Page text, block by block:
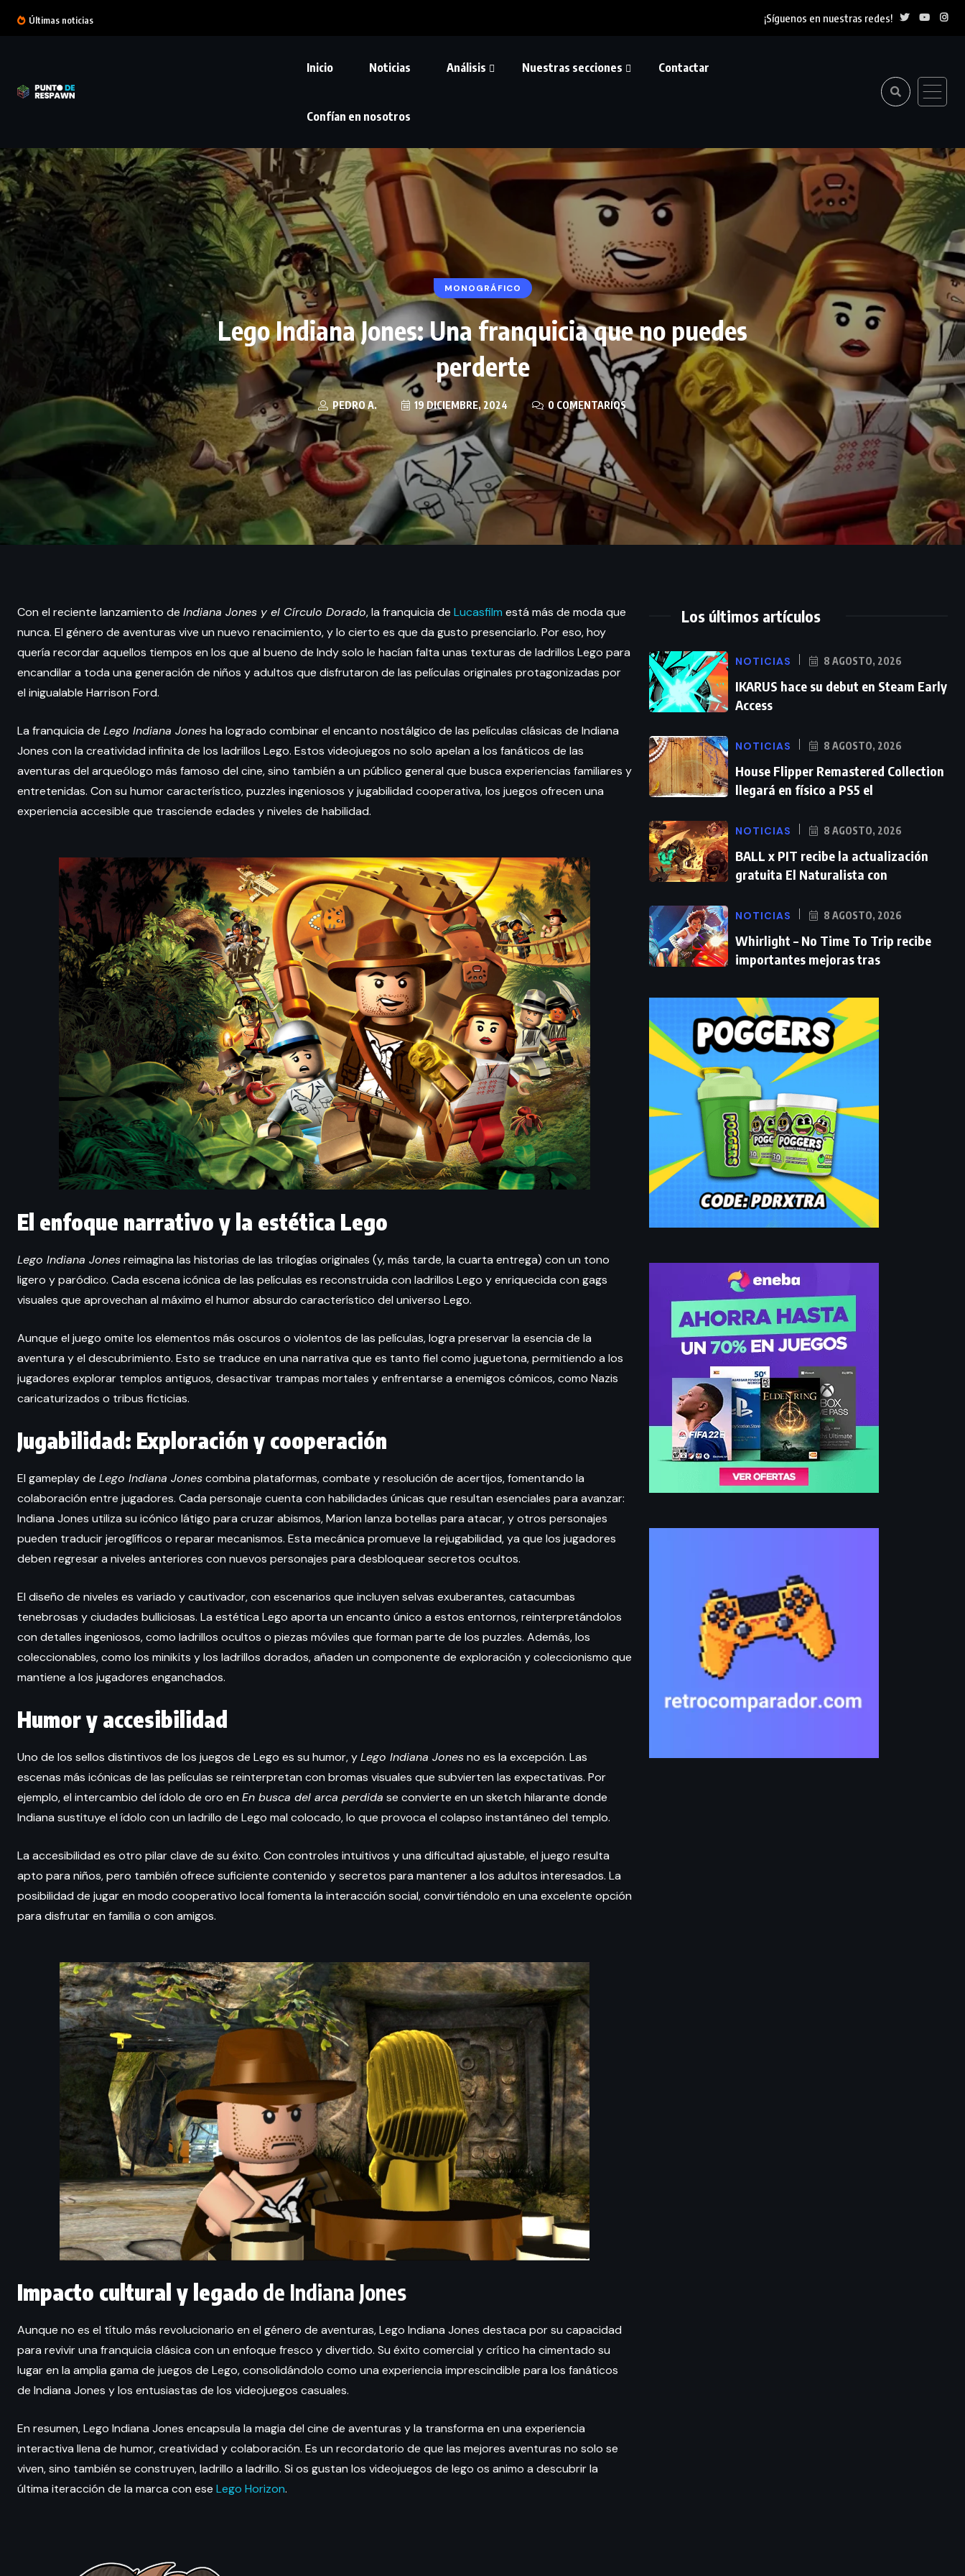
Últimas noticias ¡Síguenos en nuestras redes!
Inicio Noticias Análisis Nuestras secciones Contactar
Confían en nosotros
MONOGRÁFICO
Lego Indiana Jones: Una franquicia que no puedes
perderte
PEDRO A. 19 DICIEMBRE, 2024 0 COMENTARIOS
Con el reciente lanzamiento de Indiana Jones y el Círculo Dorado, la franquicia de Lucasfilm está más de moda que
nunca. El género de aventuras vive un nuevo renacimiento, y lo cierto es que da gusto presenciarlo. Por eso, hoy
quería recordar aquellos tiempos en los que al bueno de Indy solo le hacían falta unas texturas de ladrillos Lego para
encandilar a toda una generación de niños y adultos que disfrutaron de las películas originales protagonizadas por
el inigualable Harrison Ford.
La franquicia de Lego Indiana Jonesha logrado combinar el encanto nostálgico de las películas clásicas de Indiana
Jones con la creatividad infinita de los ladrillos Lego. Estos videojuegos no solo apelan a los fanáticos de las
aventuras del arqueólogo más famoso del cine, sino también a un público general que busca experiencias familiares y
entretenidas. Con su humor característico, puzzles ingeniosos y jugabilidad cooperativa, los juegos ofrecen una
experiencia accesible que trasciende edades y niveles de habilidad.
El enfoque narrativo y la estética Lego
Lego Indiana Jonesreimagina las historias de las trilogías originales (y, más tarde, la cuarta entrega) con un tono
ligero y paródico. Cada escena icónica de las películas es reconstruida con ladrillos Lego y enriquecida con gags
visuales que aprovechan al máximo el humor absurdo característico del universo Lego.
Aunque el juego omite los elementos más oscuros o violentos de las películas, logra preservar la esencia de la
aventura y el descubrimiento. Esto se traduce en una narrativa que es tanto fiel como juguetona, permitiendo a los
jugadores explorar templos antiguos, desactivar trampas mortales y enfrentarse a enemigos cómicos, como Nazis
caricaturizados o tribus ficticias.
Jugabilidad: Exploración y cooperación
El gameplay de Lego Indiana Jonescombina plataformas, combate y resolución de acertijos, fomentando la
colaboración entre jugadores. Cada personaje cuenta con habilidades únicas que resultan esenciales para avanzar:
Indiana Jones utiliza su icónico látigo para cruzar abismos, Marion lanza botellas para atacar, y otros personajes
pueden traducir jeroglíficos o reparar mecanismos. Esta mecánica promueve la rejugabilidad, ya que los jugadores
deben regresar a niveles anteriores con nuevos personajes para desbloquear secretos ocultos.
El diseño de niveles es variado y cautivador, con escenarios que incluyen selvas exuberantes, catacumbas
tenebrosas y ciudades bulliciosas. La estética Lego aporta un encanto único a estos entornos, reinterpretándolos
con detalles ingeniosos, como ladrillos ocultos o piezas móviles que forman parte de los puzzles. Además, los
coleccionables, como los minikits y los ladrillos dorados, añaden un componente de exploración y coleccionismo que
mantiene a los jugadores enganchados.
Humor y accesibilidad
Uno de los sellos distintivos de los juegos de Lego es su humor, yLego Indiana Jonesno es la excepción. Las
escenas más icónicas de las películas se reinterpretan con bromas visuales que subvierten las expectativas. Por
ejemplo, el intercambio del ídolo de oro en En busca del arca perdida se convierte en un sketch hilarante donde
Indiana sustituye el ídolo con un ladrillo de Lego mal colocado, lo que provoca el colapso instantáneo del templo.
La accesibilidad es otro pilar clave de su éxito. Con controles intuitivos y una dificultad ajustable, el juego resulta
apto para niños, pero también ofrece suficiente contenido y secretos para mantener a los adultos interesados. La
posibilidad de jugar en modo cooperativo local fomenta la interacción social, convirtiéndolo en una excelente opción
para disfrutar en familia o con amigos.
Impacto cultural y legado de Indiana Jones
Aunque no es el título más revolucionario en el género de aventuras, Lego Indiana Jones destaca por su capacidad
para revivir una franquicia clásica con un enfoque fresco y divertido. Su éxito comercial y crítico ha cimentado su
lugar en la amplia gama de juegos de Lego, consolidándolo como una experiencia imprescindible para los fanáticos
de Indiana Jones y los entusiastas de los videojuegos casuales.
En resumen, Lego Indiana Jones encapsula la magia del cine de aventuras y la transforma en una experiencia
interactiva llena de humor, creatividad y colaboración. Es un recordatorio de que las mejores aventuras no solo se
viven, sino también se construyen, ladrillo a ladrillo. Si os gustan los videojuegos de lego os animo a descubrir la
última iteracción de la marca con ese Lego Horizon.
Los últimos artículos
NOTICIAS 8 AGOSTO, 2026
IKARUS hace su debut en Steam Early
Access
NOTICIAS 8 AGOSTO, 2026
House Flipper Remastered Collection
llegará en físico a PS5 el
NOTICIAS 8 AGOSTO, 2026
BALL x PIT recibe la actualización
gratuita El Naturalista con
NOTICIAS 8 AGOSTO, 2026
Whirlight – No Time To Trip recibe
importantes mejoras tras